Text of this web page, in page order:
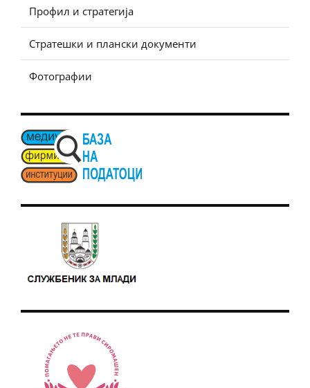
Профил и стратегија
Стратешки и плански документи
Фотографии